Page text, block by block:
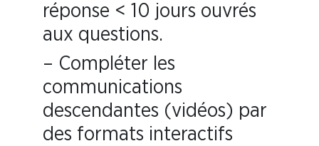
réponse < 10 jours ouvrés
aux questions.
– Compléter les
communications
descendantes (vidéos) par
des formats interactifs